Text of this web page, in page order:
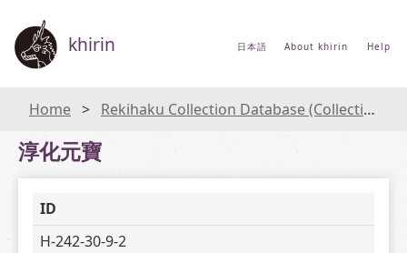
khirin 日本語 About khirin Help
Home Rekihaku Collection Database (Collections Database of the National Museum of Japanese History)
淳化元寶
ID
H-242-30-9-2